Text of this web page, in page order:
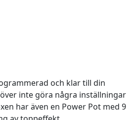
och klar till din
inte göra några inställningar
har även en Power Pot med 9